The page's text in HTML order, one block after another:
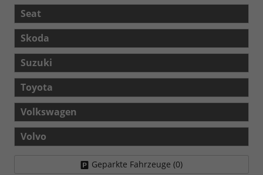
Seat
Skoda
Suzuki
Toyota
Volkswagen
Volvo
Geparkte Fahrzeuge (0)